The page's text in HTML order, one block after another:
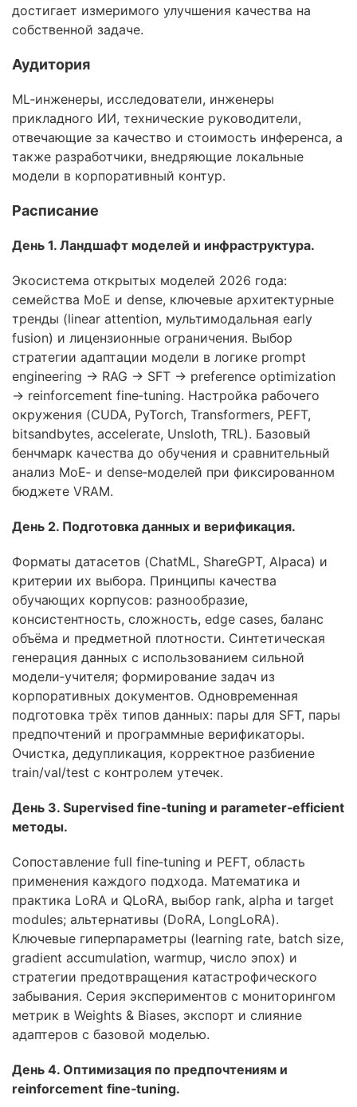
Checkpoint
Маркетинг
Юриспруденция
Бухгалтерия
Power BI и управление
VMware
достигает измеримого улучшения качества на
собственной задаче.
Аудитория
ML‑инженеры, исследователи, инженеры
прикладного ИИ, технические руководители,
отвечающие за качество и стоимость инференса, а
также разработчики, внедряющие локальные
модели в корпоративный контур.
Расписание
День 1. Ландшафт моделей и инфраструктура.
Экосистема открытых моделей 2026 года:
семейства MoE и dense, ключевые архитектурные
тренды (linear attention, мультимодальная early
fusion) и лицензионные ограничения. Выбор
стратегии адаптации модели в логике prompt
engineering → RAG → SFT → preference optimization
→ reinforcement fine‑tuning. Настройка рабочего
окружения (CUDA, PyTorch, Transformers, PEFT,
bitsandbytes, accelerate, Unsloth, TRL). Базовый
бенчмарк качества до обучения и сравнительный
анализ MoE‑ и dense‑моделей при фиксированном
бюджете VRAM.
День 2. Подготовка данных и верификация.
Форматы датасетов (ChatML, ShareGPT, Alpaca) и
критерии их выбора. Принципы качества
обучающих корпусов: разнообразие,
консистентность, сложность, edge cases, баланс
объёма и предметной плотности. Синтетическая
генерация данных с использованием сильной
модели‑учителя; формирование задач из
корпоративных документов. Одновременная
подготовка трёх типов данных: пары для SFT, пары
предпочтений и программные верификаторы.
Очистка, дедупликация, корректное разбиение
train/val/test с контролем утечек.
День 3. Supervised fine‑tuning и parameter‑efficient
методы.
Сопоставление full fine‑tuning и PEFT, область
применения каждого подхода. Математика и
практика LoRA и QLoRA, выбор rank, alpha и target
modules; альтернативы (DoRA, LongLoRA).
Ключевые гиперпараметры (learning rate, batch size,
gradient accumulation, warmup, число эпох) и
стратегии предотвращения катастрофического
забывания. Серия экспериментов с мониторингом
метрик в Weights & Biases, экспорт и слияние
адаптеров с базовой моделью.
День 4. Оптимизация по предпочтениям и
reinforcement fine‑tuning.